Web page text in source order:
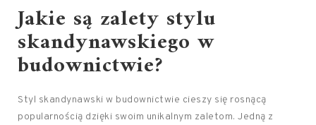
Jakie są zalety stylu
skandynawskiego w
budownictwie?
Styl skandynawski w budownictwie cieszy się rosnącą
popularnością dzięki swoim unikalnym zaletom. Jedną z